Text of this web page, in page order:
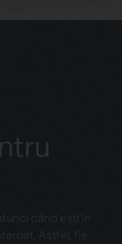
când ești în
Astfel, fie